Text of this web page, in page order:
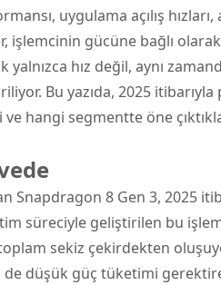
uygulama açılış
gücüne bağlı olarak
yalnızca hız değil, aynı
Bu yazıda, 2025
hangi segmentte öne
Snapdragon 8 Gen 3, 2025
süreciyle geliştirilen bu
sekiz çekirdekten
düşük güç tüketimi